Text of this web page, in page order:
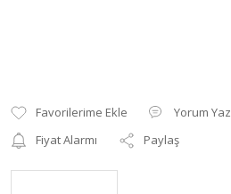
Yorum Yaz
Fiyat Alarmı
Paylaş